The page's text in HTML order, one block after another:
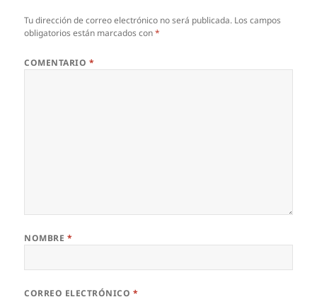
Tu dirección de correo electrónico no será publicada. Los campos
obligatorios están marcados con*
COMENTARIO *
NOMBRE *
CORREO ELECTRÓNICO *